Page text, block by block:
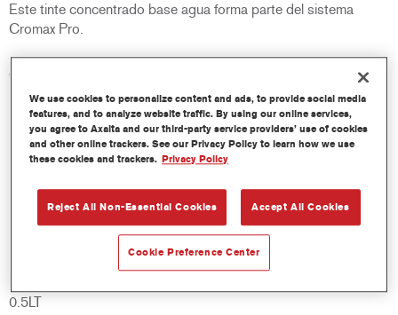
Este tinte concentrado base agua forma parte del sistema
Cromax Pro.
Características del producto
Excelente cubrición con una excepcional igualación del color.
Aplicación rápida y rentable - mayor rendimiento y
productividad.
Forma parte de un completo sistema especializado de tintes
Amplias posibilidades de aplicación.
Versátil - se puede usar en diferentes condiciones climáticas
y utilizando distintas técnicas de aplicación.
0.5LT
We use cookies to personalize content and ads, to provide social media
features, and to analyze website traffic. By using our online services,
you agree to Axalta and our third-party service providers’ use of cookies
and other online trackers. See our Privacy Policy to learn how we use
these cookies and trackers. Privacy Policy
Reject All Non-Essential Cookies Accept All Cookies
Cookie Preference Center